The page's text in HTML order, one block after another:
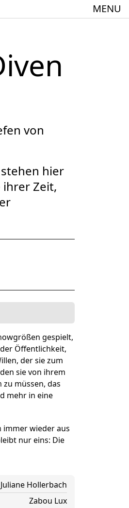
MENU
Forum am Rhein
von
hier
Zeit,
gespielt,
Öffentlichkeit,
der sie zum
sie von ihrem
müssen, das
mehr in eine
immer wieder aus
nur eins: Die
Juliane Hollerbach
Zabou Lux